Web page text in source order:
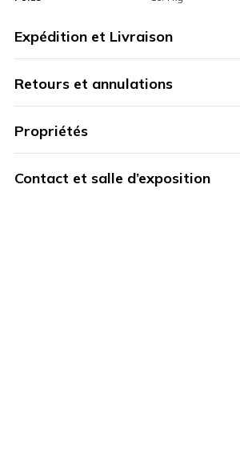
Expédition et Livraison
Retours et annulations
Propriétés
Contact et salle d’exposition